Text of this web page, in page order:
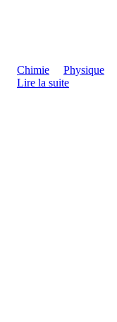
Chimie
Physique
Lire la suite